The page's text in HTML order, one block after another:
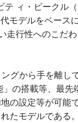
ィ・ビークル
モデルをベース
走行性へのこだ
グから手を離し
の搭載等、最先
の設定等が可能
たモデルである